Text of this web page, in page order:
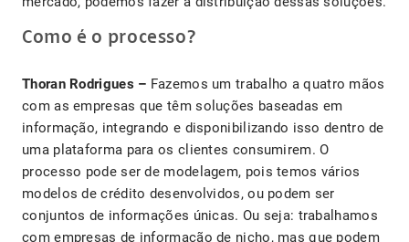
Como é o processo?
Thoran Rodrigues – Fazemos um trabalho a quatro mãos
com as empresas que têm soluções baseadas em
informação, integrando e disponibilizando isso dentro de
uma plataforma para os clientes consumirem. O
processo pode ser de modelagem, pois temos vários
modelos de crédito desenvolvidos, ou podem ser
conjuntos de informações únicas. Ou seja: trabalhamos
com empresas de informação de nicho, mas que podem